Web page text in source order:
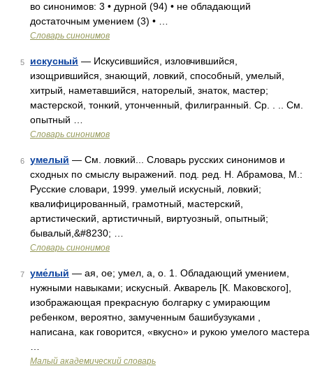
во синонимов: 3 • дурной (94) • не обладающий
достаточным умением (3) • …
Словарь синонимов
5 искусный — Искусившийся, изловчившийся,
изощрившийся, знающий, ловкий, способный, умелый,
хитрый, наметавшийся, наторелый, знаток, мастер;
мастерской, тонкий, утонченный, филигранный. Ср. . .. См.
опытный …
Словарь синонимов
6 умелый — См. ловкий... Словарь русских синонимов и
сходных по смыслу выражений. под. ред. Н. Абрамова, М.:
Русские словари, 1999. умелый искусный, ловкий;
квалифицированный, грамотный, мастерский,
артистический, артистичный, виртуозный, опытный;
бывалый,&#8230; …
Словарь синонимов
7 уме́лый — ая, ое; умел, а, о. 1. Обладающий умением,
нужными навыками; искусный. Акварель [К. Маковского],
изображающая прекрасную болгарку с умирающим
ребенком, вероятно, замученным башибузуками ,
написана, как говорится, «вкусно» и рукою умелого мастера
Малый академический словарь